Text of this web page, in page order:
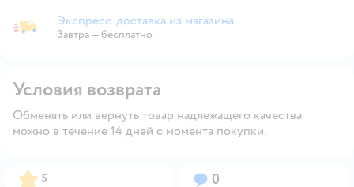
Экспресс-доставка из магазина
Экспресс-доставка из магазина
Завтра—бесплатно
Условия возврата
Обменять или вернуть товар надлежащего качества
можно в течение 14 дней с момента покупки.
Рейтинг:
5 Вопросов:
0